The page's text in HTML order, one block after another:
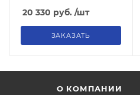
20 330 руб. /шт
ЗАКАЗАТЬ
О КОМПАНИИ